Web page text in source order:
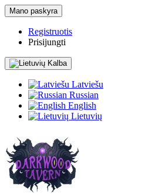
Mano paskyra
Registruotis
Prisijungti
Kalba
Latviešu
Russian
English
Lietuvių